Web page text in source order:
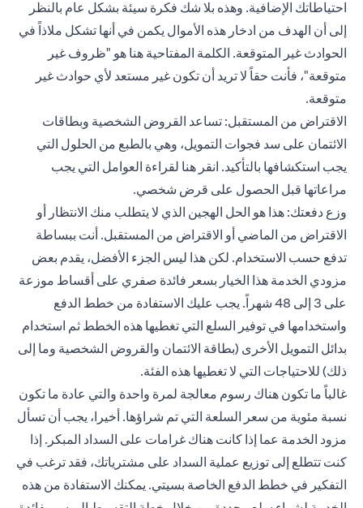
احتياطاتك الإضافية. وهذه بلا شك فكرة سيئة بشكل عام بالنظر
إلى أن الهدف من ادخار هذه الأموال يكمن في أنها تشكل ملاذاً في
الحوادث غير المتوقعة. الكلمة المفتاحية هنا هو "ظروف غير
متوقعة"، فأنت حقاً لا تريد أن تكون غير مستعد لأي حوادث غير
متوقعة.
الاقتراض من المستقبل: تساعد القروض الشخصية وبطاقات
الائتمان على سد فجوات التمويل، وهي بالطبع من الحلول التي
يجب استكشافها بالتأكيد. انقر هنا لقراءة العوامل التي يجب
مراعاتها قبل الحصول على قرض شخصي.
وزع دفعتك: هذا هو الحل الهجين الذي لا يتطلب منك الانتظار أو
الاقتراض من الماضي أو الاقتراض من المستقبل. أنت ببساطة
تدفع حسب الاستخدام. لكن هذا ليس الجزء الأفضل، يقدم بعض
مزودي الخدمة هذا الخيار بسعر فائدة صفري على أقساط موزعة
على 3 إلى 48 شهراً. يجب عليك الاستفادة من خطط الدفع
واستخدامها في توفير السلع التي تغطيها هذه الخطط ثم استخدام
بدائل التمويل الأخرى (بطاقة الائتمان والقروض الشخصية وما إلى
ذلك) للاحتياجات التي لا تغطيها هذه الفئة.
غالباً ما تكون هناك رسوم معالجة لمرة واحدة والتي عادة ما تكون
نسبة مئوية من سعر السلعة التي تم شراؤها. أخيرا، يجب أن تسأل
مزود الخدمة عما إذا كانت هناك غرامات على السداد المبكر. إذا
كنت تتطلع إلى توزيع عملية السداد على مشترياتك، فقد ترغب في
التفكير في خطط الدفع الخاصة بسيتي. يمكنك الاستفادة من هذه